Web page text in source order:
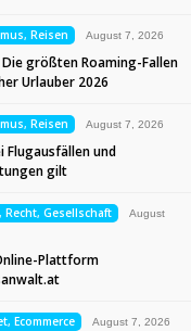
Reisen August 7, 2026
Die größten Roaming-Fallen
Urlauber 2026
Reisen August 7, 2026
Flugausfällen und
gilt
Recht, Gesellschaft
August
Plattform
Ecommerce August 7, 2026